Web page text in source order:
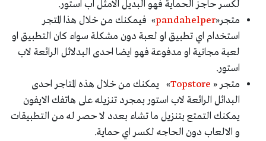
لكسر حاجز الحماية فهو البديل الامثل اب استور.
متجر«pandahelper» فيمكنك من خلال هذا المتجر
استخدام اي تطبيق او لعبة دون مشكلة سواء كان التطبيق او
لعبة مجانية او مدفوعة فهو ايضا احدى البدلائل الرائعة لاب
استور.
متجر « Topstore» يمكنك من خلال هذه المتاجر احدى
البدائل الرائعة لاب استور بمجرد تنزيله على هاتفك الايفون
يمكنك التمتع بتنزيل ما تشاء بعدد لا حصر له من التطبيقات
و الالعاب دون الحاجه لكسر اي حماية.